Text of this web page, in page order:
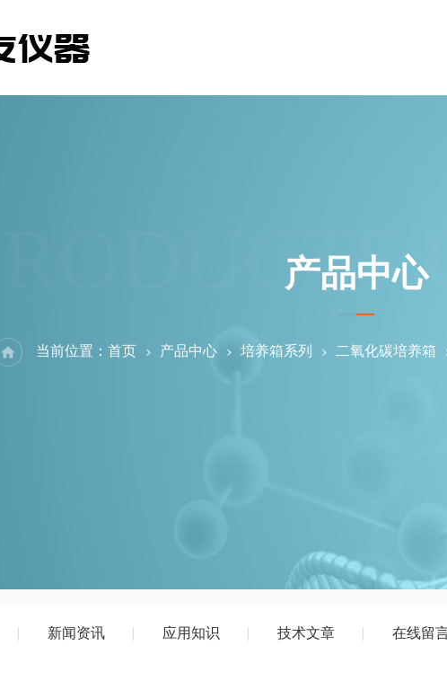
新闻资讯 应用知识 技术文章 在线留
PRODUCTS
产品中心
当前位置： 首页 产品中心 培养箱系列 二氧化碳培养箱